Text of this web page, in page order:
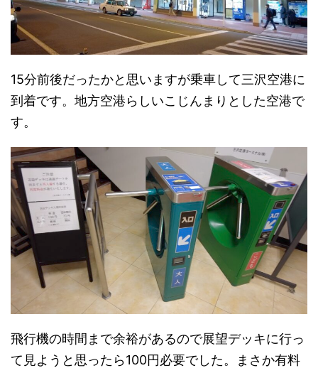
15分前後だったかと思いますが乗車して三沢空港に
到着です。地方空港らしいこじんまりとした空港で
す。
飛行機の時間まで余裕があるので展望デッキに行っ
て見ようと思ったら100円必要でした。まさか有料